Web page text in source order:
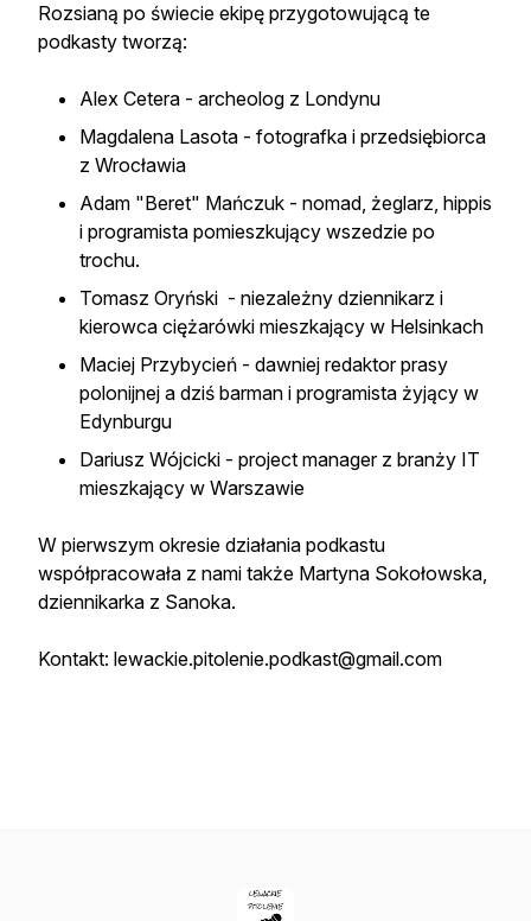
Rozsianą po świecie ekipę przygotowującą te
podkasty tworzą:
Alex Cetera - archeolog z Londynu
Magdalena Lasota - fotografka i przedsiębiorca
z Wrocławia
Adam "Beret" Mańczuk - nomad, żeglarz, hippis
i programista pomieszkujący wszedzie po
trochu.
Tomasz Oryński - niezależny dziennikarz i
kierowca ciężarówki mieszkający w Helsinkach
Maciej Przybycień - dawniej redaktor prasy
polonijnej a dziś barman i programista żyjący w
Edynburgu
Dariusz Wójcicki - project manager z branży IT
mieszkający w Warszawie
W pierwszym okresie działania podkastu
współpracowała z nami także Martyna Sokołowska,
dziennikarka z Sanoka.
Kontakt: lewackie.pitolenie.podkast@gmail.com